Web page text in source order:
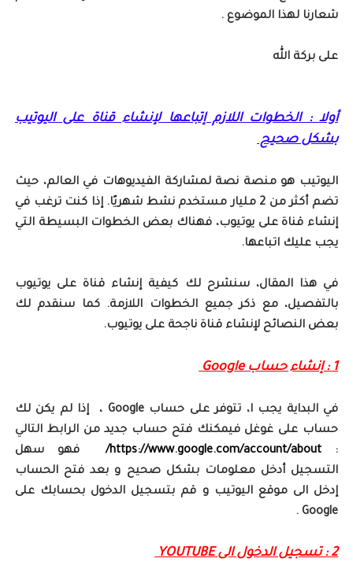
شعارنا لهذا الموضوع .
على بركة الله
أولا : الخطوات اللازم إتباعها لإنشاء قناة على اليوتيب
بشكل صحيح
اليوتيب هو منصة نصة لمشاركة الفيديوهات في العالم، حيث
تضم أكثر من 2 مليار مستخدم نشط شهريًا. إذا كنت ترغب في
إنشاء قناة على يوتيوب، فهناك بعض الخطوات البسيطة التي
يجب عليك اتباعها.
في هذا المقال، سنشرح لك كيفية إنشاء قناة على يوتيوب
بالتفصيل، مع ذكر جميع الخطوات اللازمة. كما سنقدم لك
بعض النصائح لإنشاء قناة ناجحة على يوتيوب.
1 : إنشاء حساب Google
في البداية يجب ا، تتوفر على حساب Google ، إذا لم يكن لك
حساب على غوغل فيمكنك فتح حساب جديد من الرابط التالي
:
https://www.google.com/account/about/ فهو سهل
التسجيل أدخل معلومات بشكل صحيح و بعد فتح الحساب
إدخل الى موقع اليوتيب و قم بتسجيل الدخول بحسابك على
Google .
2 : تسجيل الدخول الى YOUTUBE